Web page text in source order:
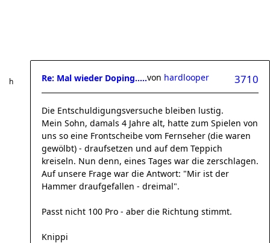
Re: Mal wieder Doping..... 3710
von hardlooper
Die Entschuldigungsversuche bleiben lustig.
Mein Sohn, damals 4 Jahre alt, hatte zum Spielen von
uns so eine Frontscheibe vom Fernseher (die waren
gewölbt) - draufsetzen und auf dem Teppich
kreiseln. Nun denn, eines Tages war die zerschlagen.
Auf unsere Frage war die Antwort: "Mir ist der
Hammer draufgefallen - dreimal".
Passt nicht 100 Pro - aber die Richtung stimmt.
Knippi